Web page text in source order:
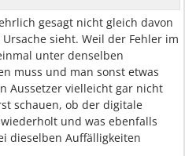
gesagt nicht gleich davon
sieht. Weil der Fehler im
unter denselben
muss und man sonst etwas
Aussetzer vielleicht gar nicht
schauen, ob der digitale
und was ebenfalls
dieselben Auffälligkeiten